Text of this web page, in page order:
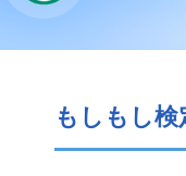
もしもし検